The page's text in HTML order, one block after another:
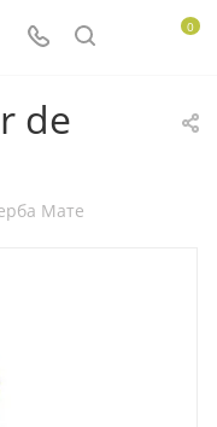
0
de
Мате